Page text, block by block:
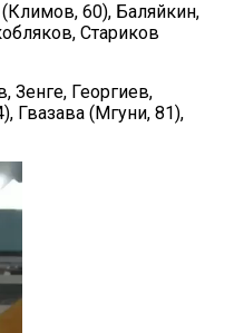
60), Баляйкин,
Стариков
Зенге, Георгиев,
Гвазава (Мгуни, 81),